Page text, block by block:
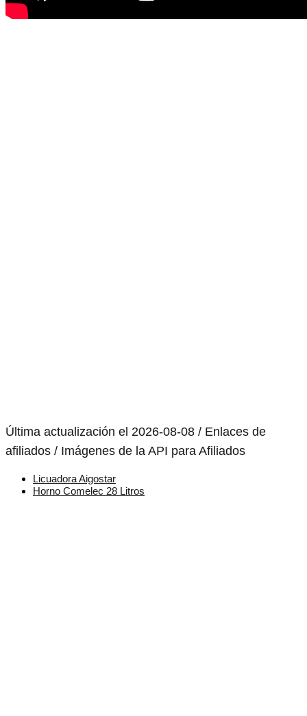
Última actualización el 2026-08-08 / Enlaces de
afiliados / Imágenes de la API para Afiliados
Licuadora Aigostar
Horno Comelec 28 Litros